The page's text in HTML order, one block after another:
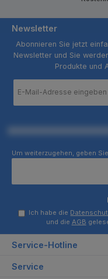
Newsletter
Abonnieren Sie jetzt
Newsletter und Sie
Produkte und
Mail-
Um weiterzugehen, geben
Ich habe die
und die AGB
Service-Hotline
Service